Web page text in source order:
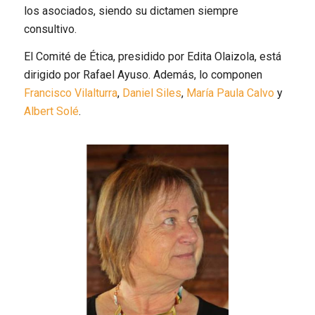
los asociados, siendo su dictamen siempre
consultivo.
El Comité de Ética, presidido por Edita Olaizola, está
dirigido por Rafael Ayuso. Además, lo componen
Francisco Vilalturra, Daniel Siles, María Paula Calvo y
Albert Solé.